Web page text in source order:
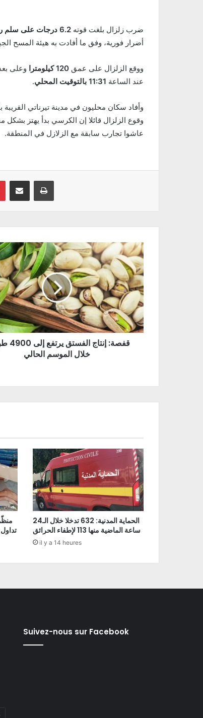
ضرب زلزال بلغت قوته 6.2 درجات على سلم ريشتر
أضرار فورية، وفق ما أفادت به هيئة المسح
ووقع الزلزال على عمق 120 كيلومترا وعلى
عند الساعة 11:31 بالتوقيت المحلي .
وأفاد سكان محليون في مدينة تيرناتي
وقوع الزلزال قائلا إن الكرسي بدأ يهتز
عاشوا تجارب سابقة مع الزلازل في المنطقة.
Pinterest Partager par email Imprimer
خلال الموسم الحالي
الحماية المدنية: 632 تدخلا خلال الـ24
ساعة الماضية منها 113 لإطفاء الحرائق
il y a 14 heures
Suivez-nous sur Facebook